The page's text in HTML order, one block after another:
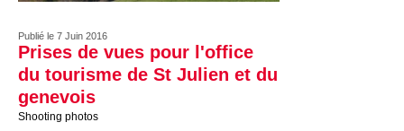
Publié le 7 Juin 2016
Prises de vues pour l'office
du tourisme de St Julien et du
genevois
Shooting photos